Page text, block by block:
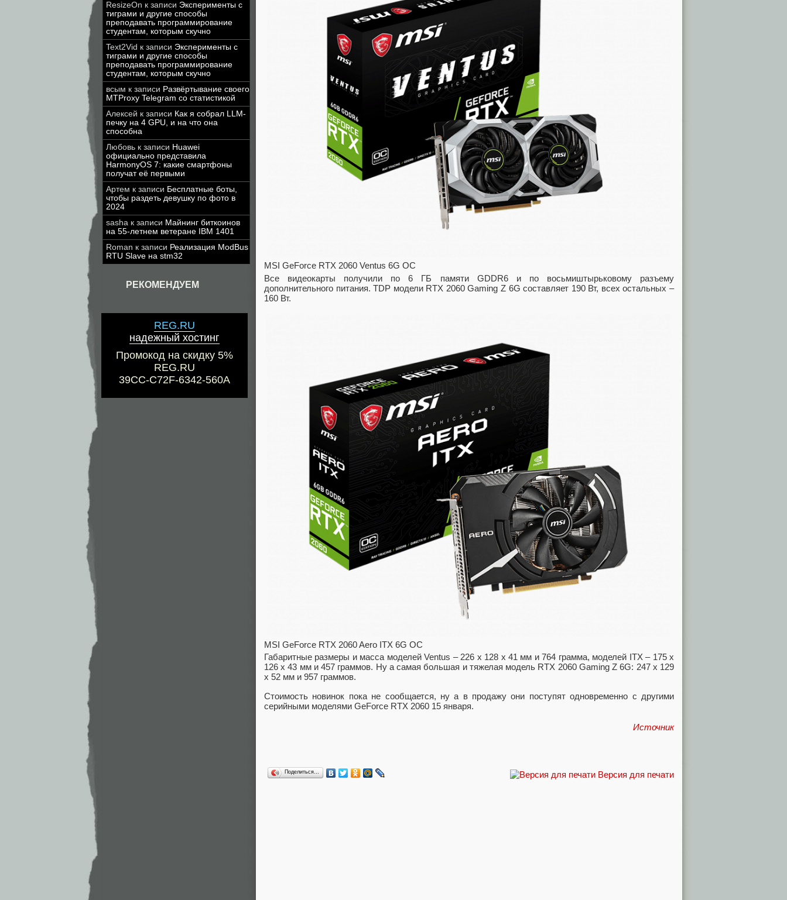
ResizeOn к записи Эксперименты с
тиграми и другие способы
преподавать программирование
студентам, которым скучно
Text2Vid к записи Эксперименты с
тиграми и другие способы
преподавать программирование
студентам, которым скучно
всым к записи Развёртывание своего
MTProxy Telegram со статистикой
Алексей к записи Как я собрал LLM-
печку на 4 GPU, и на что она
способна
Любовь к записи Huawei
официально представила
HarmonyOS 7: какие смартфоны
получат её первыми
Артем к записи Бесплатные боты,
чтобы раздеть девушку по фото в
2024
sasha к записи Майнинг биткоинов
на 55-летнем ветеране IBM 1401
Roman к записи Реализация ModBus
RTU Slave на stm32
РЕКОМЕНДУЕМ
REG.RU
надежный хостинг
Промокод на скидку 5%
REG.RU
39CC-C72F-6342-560A
MSI GeForce RTX 2060 Ventus 6G OC
Все видеокарты получили по 6 ГБ памяти GDDR6 и по восьмиштырьковому разъему
дополнительного питания. TDP модели RTX 2060 Gaming Z 6G составляет 190 Вт, всех остальных –
160 Вт.
MSI GeForce RTX 2060 Aero ITX 6G OC
Габаритные размеры и масса моделей Ventus – 226 x 128 x 41 мм и 764 грамма, моделей ITX – 175 x
126 x 43 мм и 457 граммов. Ну а самая большая и тяжелая модель RTX 2060 Gaming Z 6G: 247 x 129
x 52 мм и 957 граммов.
Стоимость новинок пока не сообщается, ну а в продажу они поступят одновременно с другими
серийными моделями GeForce RTX 2060 15 января.
Источник
Версия для печати
Поделиться…